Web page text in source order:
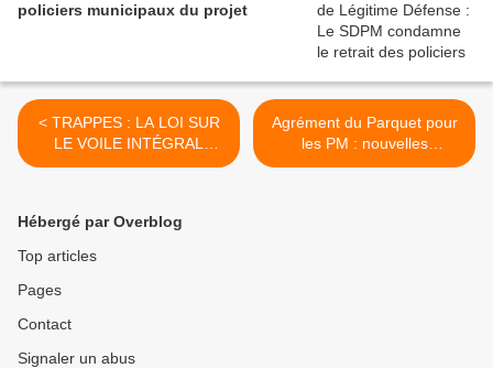
policiers municipaux du projet
< TRAPPES : LA LOI SUR
LE VOILE INTÉGRAL
REMISE EN CAUSE
Agrément du Parquet pour
les PM : nouvelles
dispositions >
Hébergé par Overblog
Top articles
Pages
Contact
Signaler un abus